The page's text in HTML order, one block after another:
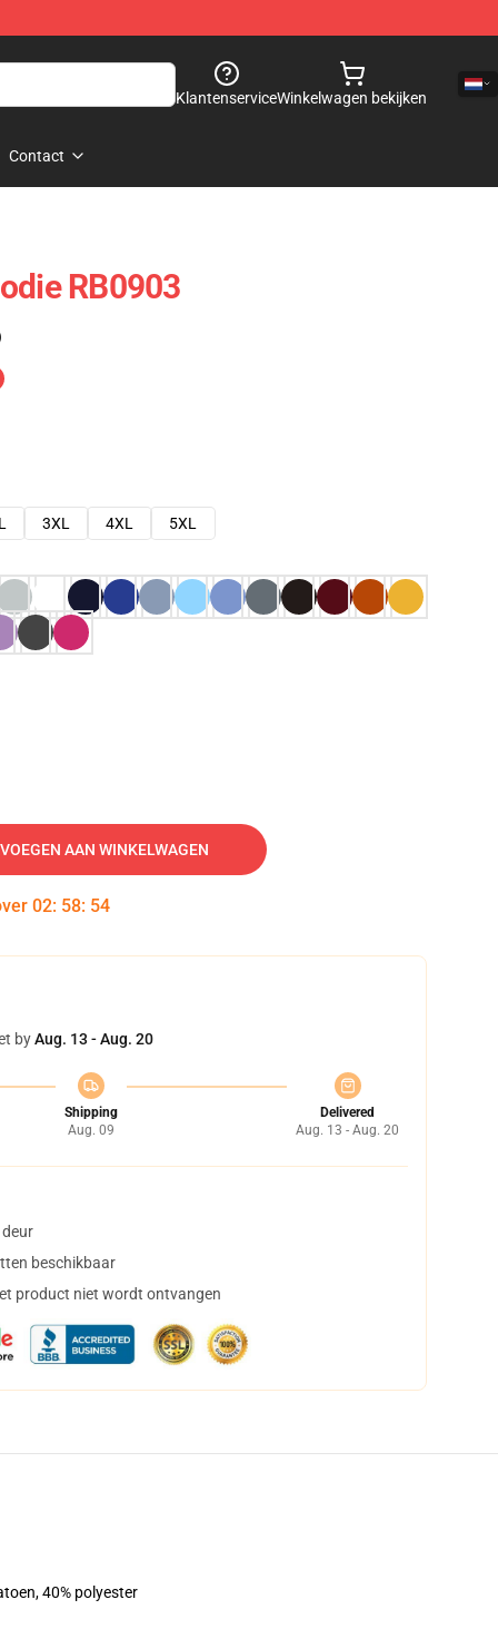
KlantenserviceWinkelwagen bekijken
Contact
RB0903
3XL 4XL
5XL
AAN WINKELWAGEN
02: 58: 53
byAug. 13 - Aug. 20
Shipping
Aug. 09
Delivered
Aug. 13 - Aug. 20
beschikbaar
product niet wordt ontvangen
40% polyester